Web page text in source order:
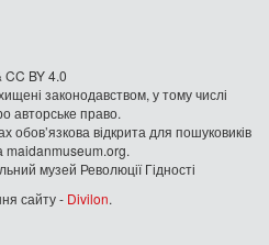
CC BY 4.0
законодавством, у тому числі
авторське право.
відкрита для пошуковиків
maidanmuseum.org.
музей Революції Гідності
сайту - Divilon.